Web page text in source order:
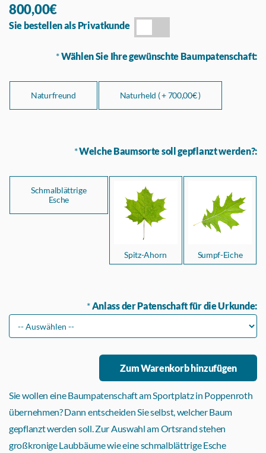
800,00€
Sie bestellen als Privatkunde
*Wählen Sie Ihre gewünschte Baumpatenschaft:
Naturfreund Naturheld ( +700,00€ )
*Welche Baumsorte soll gepflanzt werden?:
Schmalblättrige
Esche
Spitz-Ahorn Sumpf-Eiche
*Anlass der Patenschaft für die Urkunde:
Sie wollen eine Baumpatenschaft am Sportplatz in Poppenroth
übernehmen? Dann entscheiden Sie selbst, welcher Baum
gepflanzt werden soll. Zur Auswahl am Ortsrand stehen
großkronige Laubbäume wie eine schmalblättrige Esche